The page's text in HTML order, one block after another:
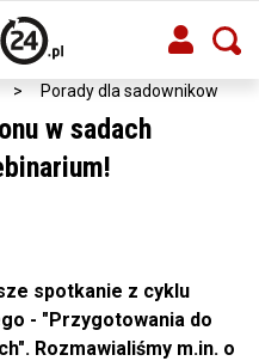
> Porady dla sadownikow
w sadach
spotkanie z cyklu
- "Przygotowania do
Rozmawialiśmy m.in. o